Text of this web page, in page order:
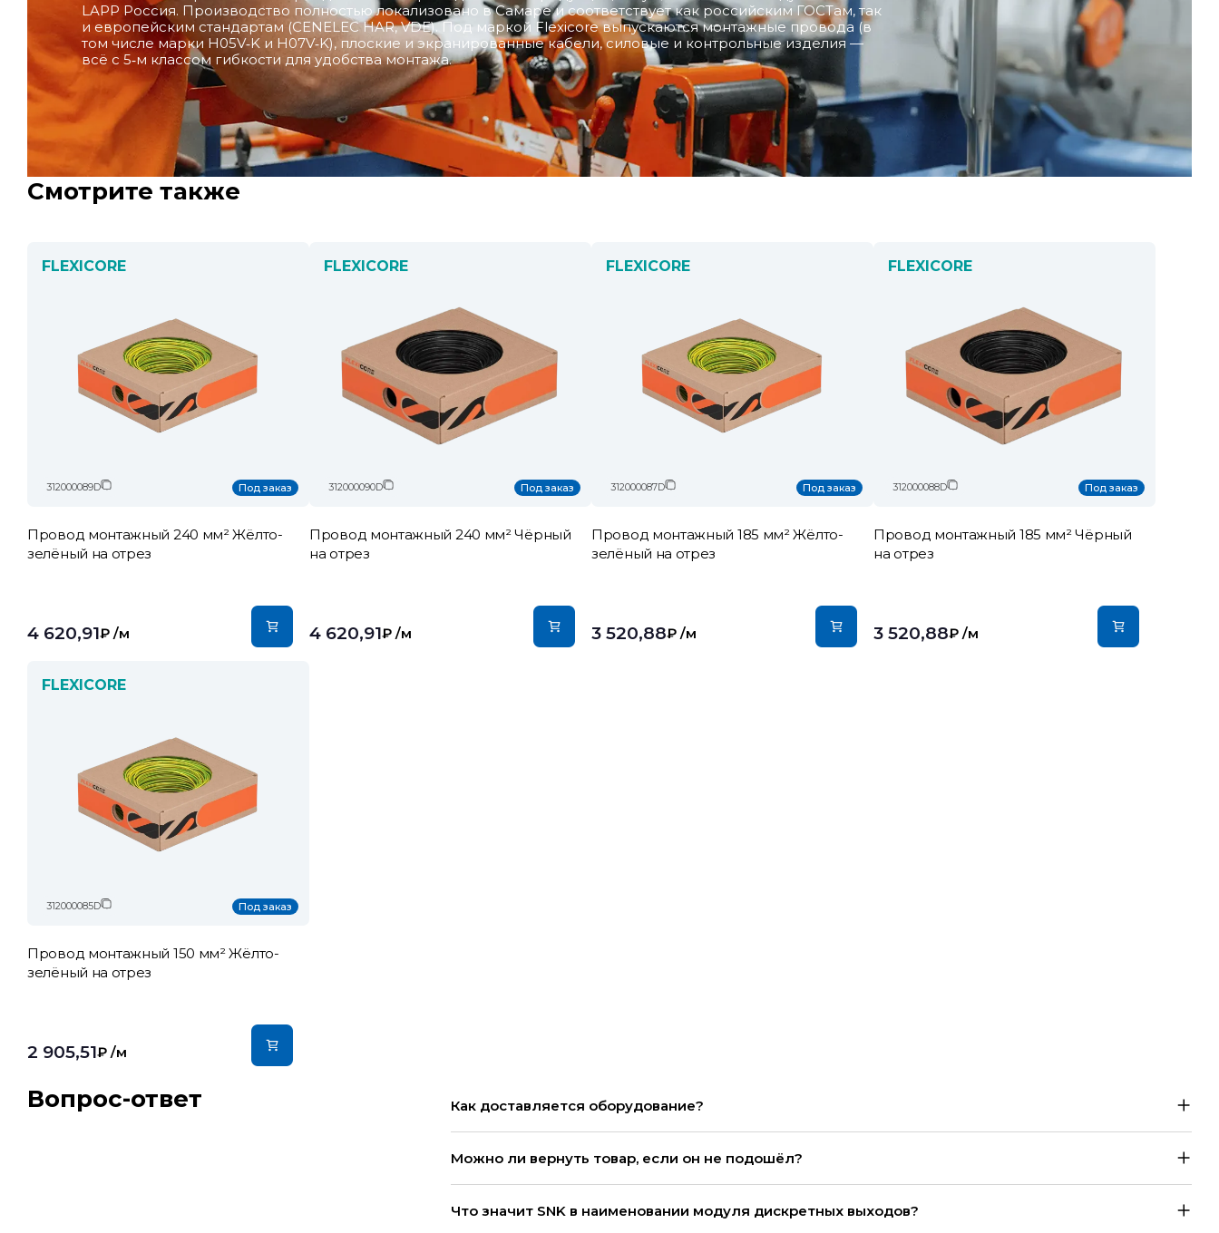
LAPP Россия. Производство полностью локализовано в Самаре и соответствует как российским ГОСТам, так
и европейским стандартам (CENELEC HAR, VDE). Под маркой Flexicore выпускаются монтажные провода (в
том числе марки H05V‑K и H07V‑K), плоские и экранированные кабели, силовые и контрольные изделия —
всё с 5‑м классом гибкости для удобства монтажа.
Смотрите также
FLEXICORE
312000089D Под заказ
Провод монтажный 240 мм² Жёлто-
зелёный на отрез
4 620,91₽ /м
FLEXICORE
312000090D Под заказ
Провод монтажный 240 мм² Чёрный
на отрез
4 620,91₽ /м
FLEXICORE
312000087D Под заказ
Провод монтажный 185 мм² Жёлто-
зелёный на отрез
3 520,88₽ /м
FLEXICORE
312000088D Под заказ
Провод монтажный 185 мм² Чёрный
на отрез
3 520,88₽ /м
FLEXICORE
312000085D Под заказ
Провод монтажный 150 мм² Жёлто-
зелёный на отрез
2 905,51₽ /м
Вопрос-ответ Как доставляется оборудование?
Можно ли вернуть товар, если он не подошёл?
Что значит SNK в наименовании модуля дискретных выходов?